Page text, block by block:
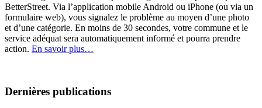
BetterStreet. Via l’application mobile Android ou iPhone (ou via un
formulaire web), vous signalez le problème au moyen d’une photo
et d’une catégorie. En moins de 30 secondes, votre commune et le
service adéquat sera automatiquement informé et pourra prendre
action. En savoir plus…
Dernières publications